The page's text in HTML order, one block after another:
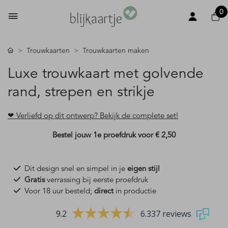
0
Trouwkaarten Trouwkaarten maken
Luxe trouwkaart met golvende
rand, strepen en strikje
❤ Verliefd op dit ontwerp? Bekijk de complete set!
Bestel jouw 1e proefdruk voor€ 2,50
Dit design snel en simpel in je eigen stijl
Gratisverrassing bij eerste proefdruk
Voor 18 uur besteld; directin productie
9.2 6.337 reviews